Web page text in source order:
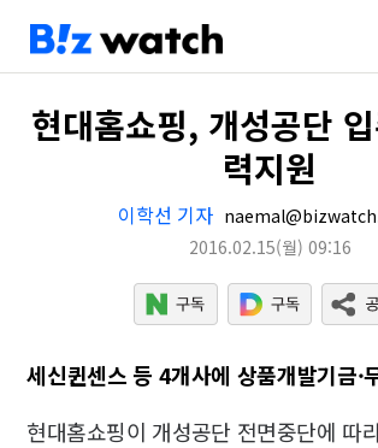
현대홈쇼핑, 개성공단
력지원
이학선 기자
2016.02.15(월) 09:16
세신퀸센스 등 4개사에 상품개발기금·
현대홈쇼핑이 개성공단 전면중단에 따